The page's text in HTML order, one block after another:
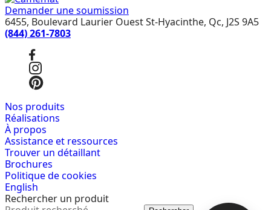
Demander une soumission
6455, Boulevard Laurier Ouest St-Hyacinthe, Qc, J2S 9A5
(844) 261-7803
Nos produits
Réalisations
À propos
Assistance et ressources
Trouver un détaillant
Brochures
Politique de cookies
English
Rechercher un produit